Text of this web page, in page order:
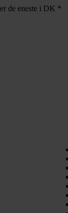
de eneste i DK *